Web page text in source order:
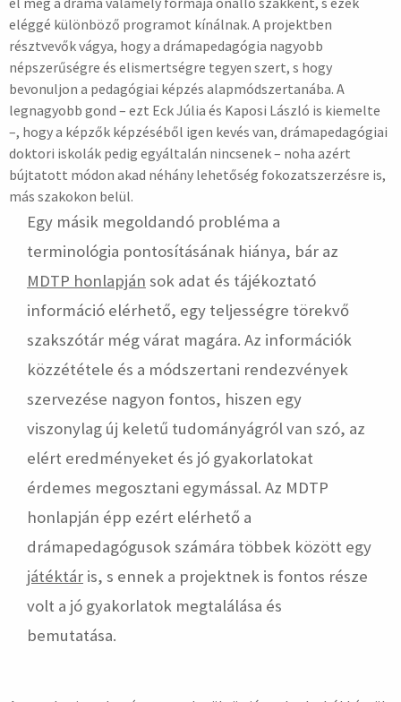
eléggé különböző programot kínálnak. A projektben
résztvevők vágya, hogy a drámapedagógia nagyobb
népszerűségre és elismertségre tegyen szert, s hogy
bevonuljon a pedagógiai képzés alapmódszertanába. A
legnagyobb gond – ezt Eck Júlia és Kaposi László is kiemelte
–, hogy a képzők képzéséből igen kevés van, drámapedagógiai
doktori iskolák pedig egyáltalán nincsenek – noha azért
bújtatott módon akad néhány lehetőség fokozatszerzésre is,
más szakokon belül.
Egy másik megoldandó probléma a
terminológia pontosításának hiánya, bár az
MDTP honlapján sok adat és tájékoztató
információ elérhető, egy teljességre törekvő
szakszótár még várat magára. Az információk
közzététele és a módszertani rendezvények
szervezése nagyon fontos, hiszen egy
viszonylag új keletű tudományágról van szó, az
elért eredményeket és jó gyakorlatokat
érdemes megosztani egymással. Az MDTP
honlapján épp ezért elérhető a
drámapedagógusok számára többek között egy
játéktár is, s ennek a projektnek is fontos része
volt a jó gyakorlatok megtalálása és
bemutatása.